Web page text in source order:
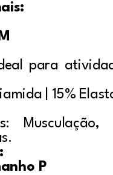
para
| 15%
P